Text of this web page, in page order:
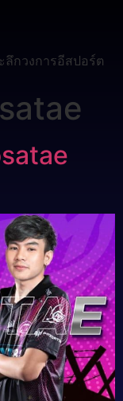
ลึกวงการอีสปอร์ต